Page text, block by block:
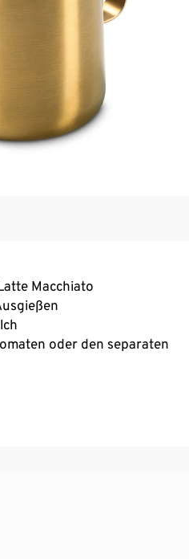
Macchiato
oder den separaten